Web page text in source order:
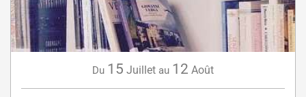
Du 15 Juillet au 12 Août